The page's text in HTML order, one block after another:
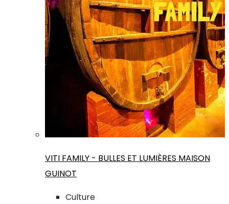
VITI FAMILY - BULLES ET LUMIÈRES MAISON
GUINOT
Culture